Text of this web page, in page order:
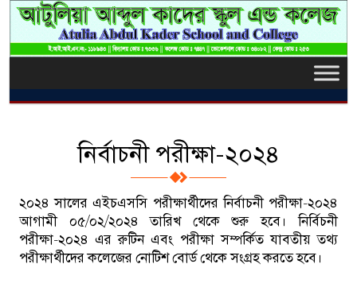
নির্বাচনী পরীক্ষা-২০২৪
২০২৪ সালের এইচএসসি পরীক্ষার্থীদের নির্বাচনী পরীক্ষা-২০২৪
আগামী ০৫/০২/২০২৪ তারিখ থেকে শুরু হবে। নির্বিচনী
পরীক্ষা-২০২৪ এর রুটিন এবং পরীক্ষা সম্পর্কিত যাবতীয় তথ্য
পরীক্ষার্থীদের কলেজের নোটিশ বোর্ড থেকে সংগ্রহ করতে হবে।